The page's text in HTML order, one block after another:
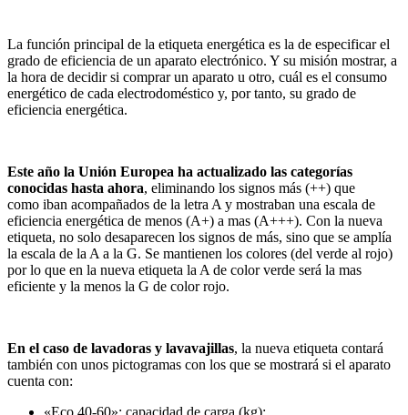
La función principal de la etiqueta energética es la de especificar el
grado de eficiencia de un aparato electrónico. Y su misión mostrar, a
la hora de decidir si comprar un aparato u otro, cuál es el consumo
energético de cada electrodoméstico y, por tanto, su grado de
eficiencia energética.
Este año la Unión Europea ha actualizado las categorías
conocidas hasta ahora, eliminando los signos más (++) que
como iban acompañados de la letra A y mostraban una escala de
eficiencia energética de menos (A+) a mas (A+++). Con la nueva
etiqueta, no solo desaparecen los signos de más, sino que se amplía
la escala de la A a la G. Se mantienen los colores (del verde al rojo)
por lo que en la nueva etiqueta la A de color verde será la mas
eficiente y la menos la G de color rojo.
En el caso de lavadoras y lavavajillas, la nueva etiqueta contará
también con unos pictogramas con los que se mostrará si el aparato
cuenta con:
«Eco 40-60»: capacidad de carga (kg);